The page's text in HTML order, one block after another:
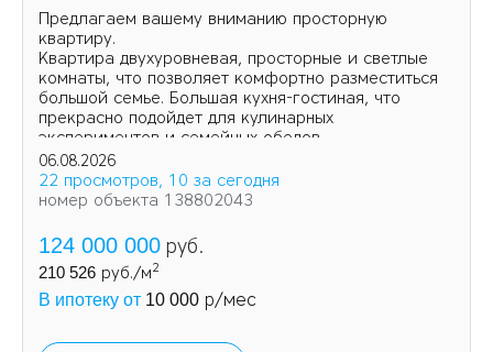
Предлагаем вашему вниманию просторную
квартиру.
Квартира двухуровневая, просторные и светлые
комнаты, что позволяет комфортно разместиться
большой семье. Большая кухня-гостиная, что
прекрасно подойдет для кулинарных
экспериментов и семейных обедов.
06.08.2026
22 просмотров, 10 за сегодня
номер объекта 138802043
124 000 000 руб.
210 526 руб./м2
В ипотеку от 10 000 р/мес